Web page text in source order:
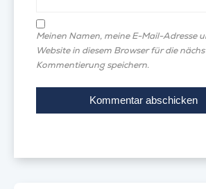
Meinen Namen, meine E-Mail-Adresse
Website in diesem Browser für die
Kommentierung speichern.